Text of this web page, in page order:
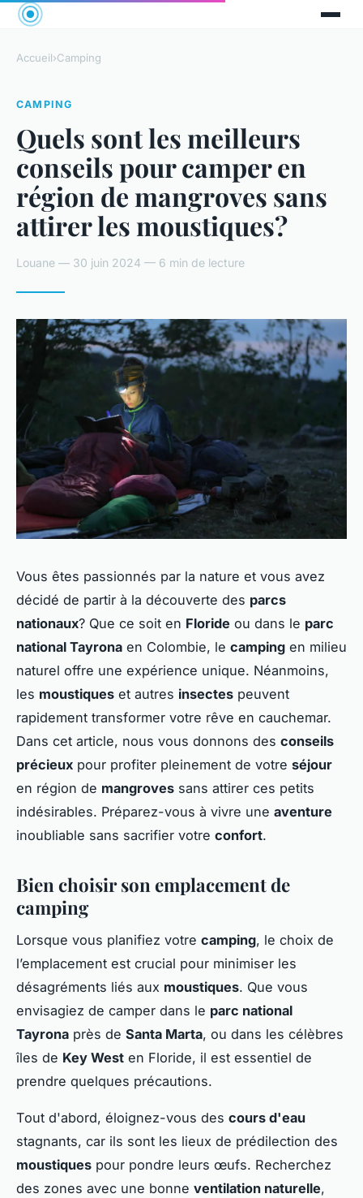
Accueil›Camping
CAMPING
Quels sont les meilleurs
conseils pour camper en
région de mangroves sans
attirer les moustiques?
Louane — 30 juin 2024 — 6 min de lecture
Vous êtes passionnés par la nature et vous avez
décidé de partir à la découverte des parcs
nationaux? Que ce soit en Floride ou dans le parc
national Tayrona en Colombie, le camping en milieu
naturel offre une expérience unique. Néanmoins,
les moustiques et autres insectes peuvent
rapidement transformer votre rêve en cauchemar.
Dans cet article, nous vous donnons des conseils
précieux pour profiter pleinement de votre séjour
en région de mangroves sans attirer ces petits
indésirables. Préparez-vous à vivre une aventure
inoubliable sans sacrifier votre confort.
Bien choisir son emplacement de
camping
Lorsque vous planifiez votre camping, le choix de
l’emplacement est crucial pour minimiser les
désagréments liés aux moustiques. Que vous
envisagiez de camper dans le parc national
Tayrona près de Santa Marta, ou dans les célèbres
îles de Key West en Floride, il est essentiel de
prendre quelques précautions.
Tout d'abord, éloignez-vous des cours d'eau
stagnants, car ils sont les lieux de prédilection des
moustiques pour pondre leurs œufs. Recherchez
des zones avec une bonne ventilation naturelle,